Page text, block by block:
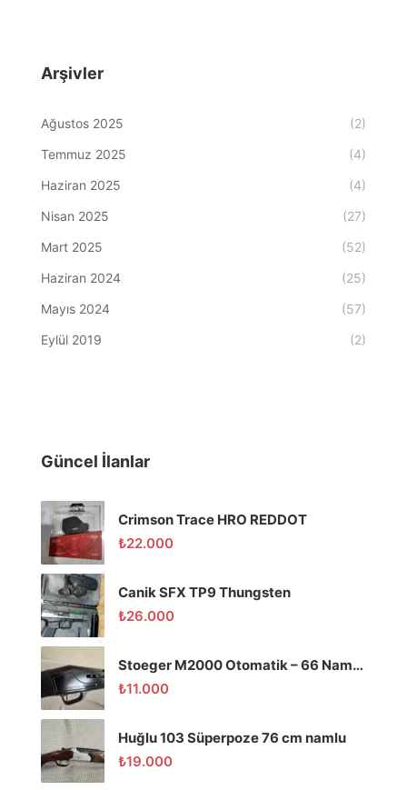
Arşivler
Ağustos 2025
(2)
Temmuz 2025
(4)
Haziran 2025
(4)
Nisan 2025
(27)
Mart 2025
(52)
Haziran 2024
(25)
Mayıs 2024
(57)
Eylül 2019
(2)
Güncel İlanlar
Crimson Trace HRO REDDOT
₺22.000
Canik SFX TP9 Thungsten
₺26.000
Stoeger M2000 Otomatik – 66 Namlu – Temiz
₺11.000
Huğlu 103 Süperpoze 76 cm namlu
₺19.000